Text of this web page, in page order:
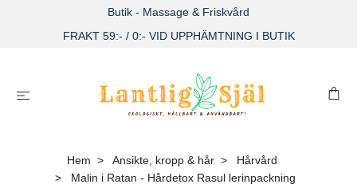
Butik - Massage & Friskvård
FRAKT 59:- / 0:- VID UPPHÄMTNING I BUTIK
Hem Ansikte, kropp & hår
Hårvård
Malin i Ratan - Hårdetox Rasul lerinpackning